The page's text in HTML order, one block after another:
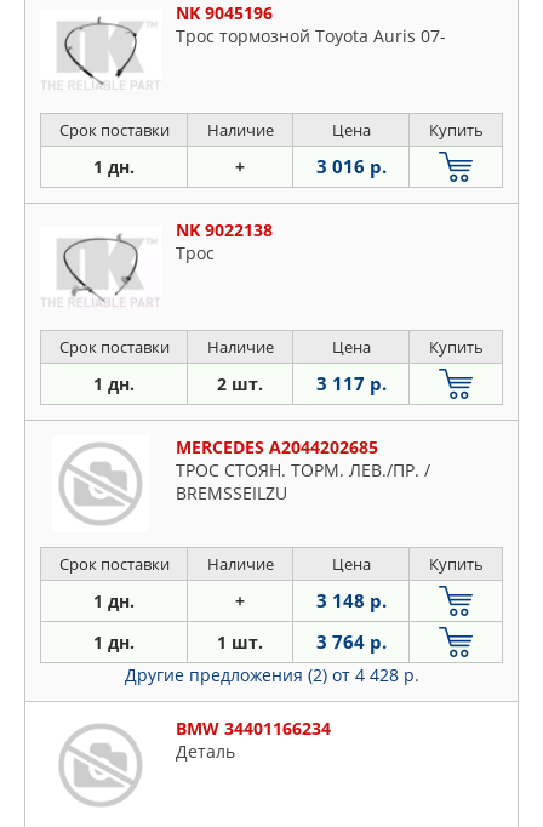
NK 9045196
Трос тормозной Toyota Auris 07-
Срок поставки Наличие Цена Купить
1 дн. + 3 016 р.
NK 9022138
Трос
Срок поставки Наличие Цена Купить
1 дн. 2 шт. 3 117 р.
MERCEDES A2044202685
ТРОС СТОЯН. ТОРМ. ЛЕВ./ПР. /
BREMSSEILZU
Срок поставки Наличие Цена Купить
1 дн. + 3 148 р.
1 дн. 1 шт. 3 764 р.
Другие предложения (2) от 4 428 р.
BMW 34401166234
Деталь